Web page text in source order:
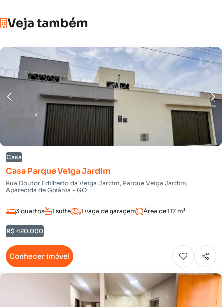
Veja também
Casa
Casa Parque Veiga Jardim
Rua Doutor Edilberto da Veiga Jardim, Parque Veiga Jardim,
Aparecida de Goiânia - GO
3 quartos 1 suíte 1 vaga de garagem Área de 117 m²
R$ 420.000
Conhecer imóvel